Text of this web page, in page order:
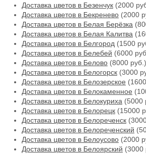
Доставка цветов в Безенчук (2000
Доставка цветов в Бекренево (2000
Доставка цветов в Белая Берёзка
Доставка цветов в Белая Калитва
Доставка цветов в Белгород (1500
Доставка цветов в Белебей (6000
Доставка цветов в Белово (8000 руб.)
Доставка цветов в Белогорск (3000
Доставка цветов в Белозерское
Доставка цветов в Белокаменное
Доставка цветов в Белокуриха (5000
Доставка цветов в Белорецк (15000
Доставка цветов в Белореченск
Доставка цветов в Белореченский
Доставка цветов в Белоусово (2000
Доставка цветов в Белоярский (3000